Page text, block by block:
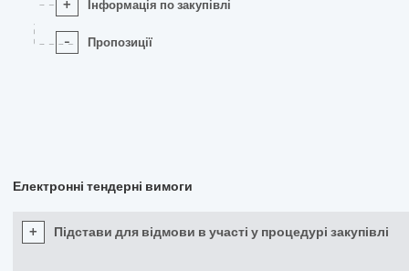
+ Інформація по закупівлі
- Пропозиції
Електронні тендерні вимоги
+ Підстави для відмови в участі у процедурі закупівлі